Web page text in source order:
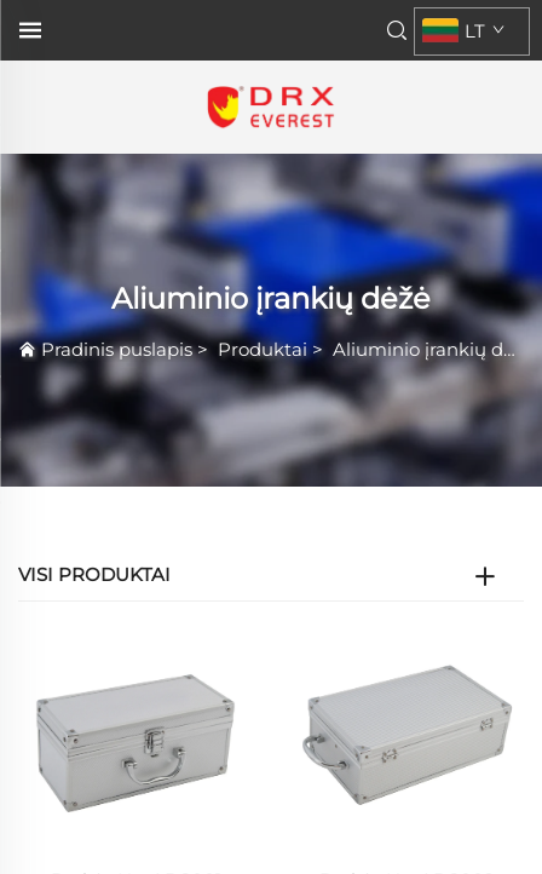
LT
Aliuminio įrankių dėžė
Pradinis puslapis> Produktai> Aliuminio įrankių dėžė
VISI PRODUKTAI